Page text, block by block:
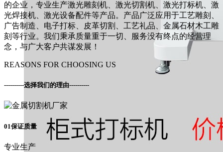
的企业，专业生产激光雕刻机、激光切割机、激光打标机、激
光焊接机、激光设备配件等产品。产品广泛应用于工艺雕刻、
广告制造、电子打标、皮革切割、工艺礼品、金属石材木工雕
刻等行业。我们秉承质量重于一切、服务没有终点的经营理
念，与广大客户共谋发展！
REASONS FOR CHOOSING US
----------选择我们的理由----------
01保证质量
专业生产